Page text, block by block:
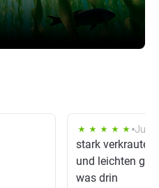
Jun
stark verkrautet
und leichten
was drin